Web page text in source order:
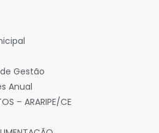
Gestão
Anual
– ARARIPE/CE